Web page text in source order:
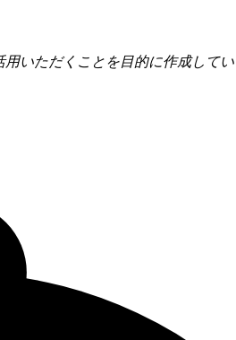
いただくことを目的に作成して